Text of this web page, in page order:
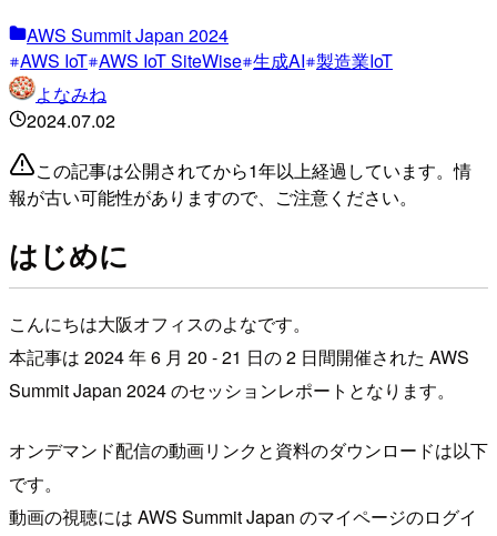
AWS Summit Japan 2024
AWS IoT AWS IoT SiteWise 生成AI 製造業IoT
よなみね
2024.07.02
この記事は公開されてから1年以上経過しています。情
報が古い可能性がありますので、ご注意ください。
はじめに
こんにちは大阪オフィスのよなです。
本記事は 2024 年 6 月 20 - 21 日の 2 日間開催された AWS
Summit Japan 2024 のセッションレポートとなります。
オンデマンド配信の動画リンクと資料のダウンロードは以下
です。
動画の視聴には AWS Summit Japan のマイページのログイ